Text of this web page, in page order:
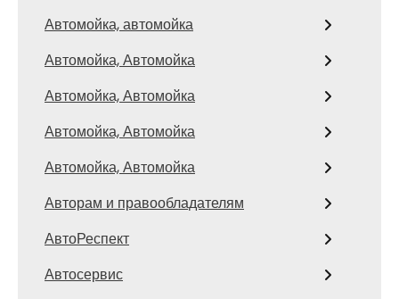
Автомойка, автомойка
Автомойка, Автомойка
Автомойка, Автомойка
Автомойка, Автомойка
Автомойка, Автомойка
Авторам и правообладателям
АвтоРеспект
Автосервис